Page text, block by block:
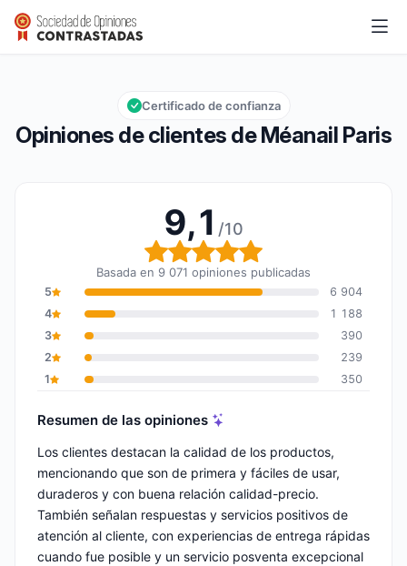
Méanail Paris
Calificación global: 9,1 de 10
9,1/10
Opiniones de clientes de Méanail Paris
Certificado de confianza
9,1 /10
Calificación global: 9,1
Basada en 9 071 opiniones publicadas
5
6 904
4
1 188
3
390
2
239
1
350
Resumen de las opiniones
Los clientes destacan la calidad de los productos,
mencionando que son de primera y fáciles de usar,
duraderos y con buena relación calidad-precio.
También señalan respuestas y servicios positivos de
atención al cliente, con experiencias de entrega rápidas
cuando fue posible y un servicio posventa excepcional